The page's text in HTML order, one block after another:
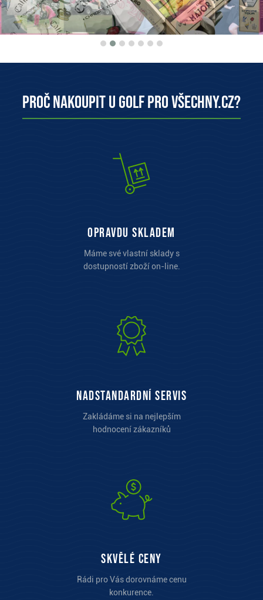
Proč nakoupit u Golf pro všechny.cz?
opravdu skladem
Máme své vlastní sklady s
dostupností zboží on-line.
Nadstandardní servis
Zakládáme si na nejlepším
hodnocení zákazníků
Skvělé ceny
Rádi pro Vás dorovnáme cenu
konkurence.